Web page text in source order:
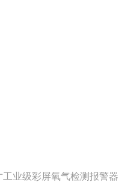
业级彩屏氧气检测报警器